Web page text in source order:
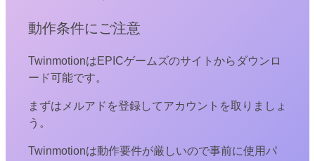
動作条件にご注意
TwinmotionはEPICゲームズのサイトからダウンロ
ード可能です。
まずはメルアドを登録してアカウントを取りましょ
う。
Twinmotionは動作要件が厳しいので事前に使用パ